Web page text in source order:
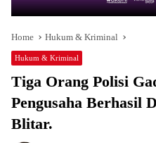
Home Hukum & Kriminal
Hukum & Kriminal
Tiga Orang Polisi
Pengusaha Berhasil
Blitar.